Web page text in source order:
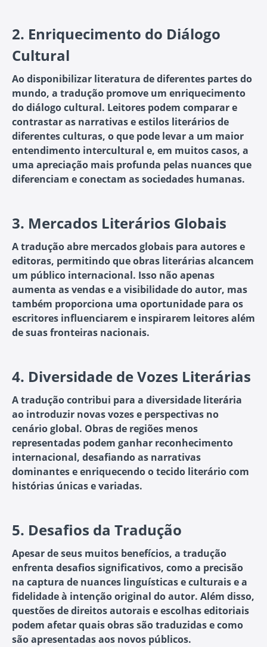
2. Enriquecimento do Diálogo
Cultural
Ao disponibilizar literatura de diferentes partes do
mundo, a tradução promove um enriquecimento
do diálogo cultural. Leitores podem comparar e
contrastar as narrativas e estilos literários de
diferentes culturas, o que pode levar a um maior
entendimento intercultural e, em muitos casos, a
uma apreciação mais profunda pelas nuances que
diferenciam e conectam as sociedades humanas.
3. Mercados Literários Globais
A tradução abre mercados globais para autores e
editoras, permitindo que obras literárias alcancem
um público internacional. Isso não apenas
aumenta as vendas e a visibilidade do autor, mas
também proporciona uma oportunidade para os
escritores influenciarem e inspirarem leitores além
de suas fronteiras nacionais.
4. Diversidade de Vozes Literárias
A tradução contribui para a diversidade literária
ao introduzir novas vozes e perspectivas no
cenário global. Obras de regiões menos
representadas podem ganhar reconhecimento
internacional, desafiando as narrativas
dominantes e enriquecendo o tecido literário com
histórias únicas e variadas.
5. Desafios da Tradução
Apesar de seus muitos benefícios, a tradução
enfrenta desafios significativos, como a precisão
na captura de nuances linguísticas e culturais e a
fidelidade à intenção original do autor. Além disso,
questões de direitos autorais e escolhas editoriais
podem afetar quais obras são traduzidas e como
são apresentadas aos novos públicos.